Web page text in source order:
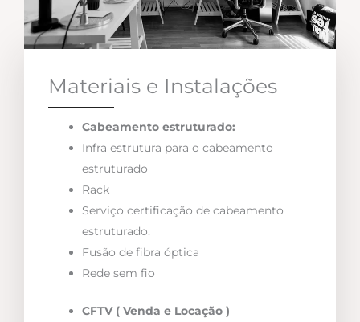
Materiais e Instalações
Cabeamento estruturado:
Infra estrutura para o cabeamento
estruturado
Rack
Serviço certificação de cabeamento
estruturado.
Fusão de fibra óptica
Rede sem fio
CFTV ( Venda e Locação )